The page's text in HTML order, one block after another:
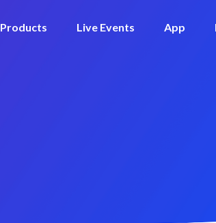
Products Live Events App